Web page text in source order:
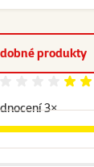
produkty
3×
Hodnocení